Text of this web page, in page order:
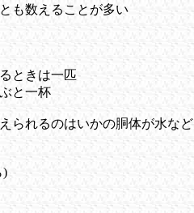
も数えることが多い
ときは一匹
と一杯
られるのはいかの胴体が水な
)